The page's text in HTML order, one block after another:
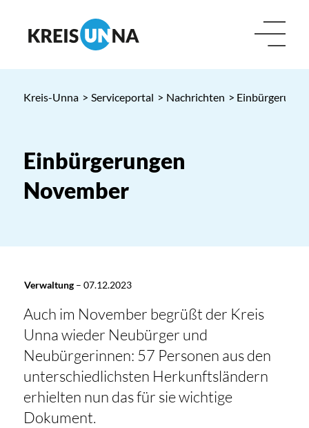
Kreis-Unna > Serviceportal > Nachrichten >
Einbürgerungen
November
Verwaltung– 07.12.2023
Auch im November begrüßt der Kreis
Unna wieder Neubürger und
Neubürgerinnen: 57 Personen aus den
unterschiedlichsten Herkunftsländern
erhielten nun das für sie wichtige
Dokument.